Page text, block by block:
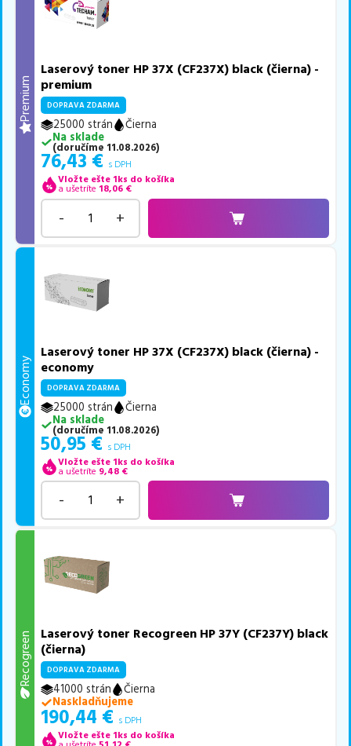
Premium
Laserový toner HP 37X (CF237X) black (čierna) -
premium
DOPRAVA ZDARMA
25000 strán
Čierna
Na sklade
(doručíme 11.08.2026)
76,43 € s DPH
Vložte ešte 1ks do košíka
a ušetríte 18,06 €
- +
Economy
Laserový toner HP 37X (CF237X) black (čierna) -
economy
DOPRAVA ZDARMA
25000 strán
Čierna
Na sklade
(doručíme 11.08.2026)
50,95 € s DPH
Vložte ešte 1ks do košíka
a ušetríte 9,48 €
- +
Recogreen Laserový toner Recogreen HP 37Y (CF237Y) black
(čierna)
DOPRAVA ZDARMA
41000 strán
Čierna
Naskladňujeme
190,44 € s DPH
Vložte ešte 1ks do košíka